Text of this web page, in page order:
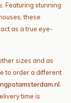
Featuring stunning
these
as a true eye-
sizes and as
to order a different
time is